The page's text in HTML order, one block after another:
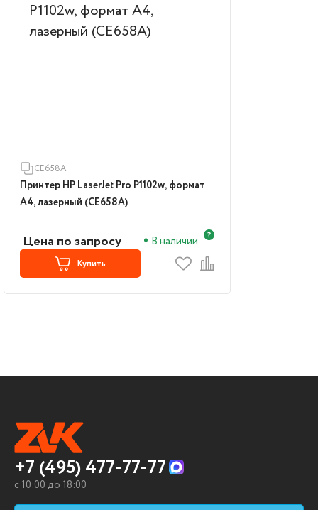
CE658A
Принтер HP LaserJet Pro P1102w, формат
A4, лазерный (CE658A)
Цена по запросу В наличии
Купить
+7 (495) 477-77-77
c 10:00 до 18:00